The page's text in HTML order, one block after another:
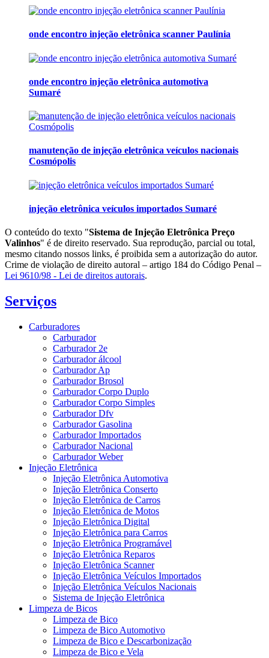
onde encontro injeção eletrônica scanner Paulínia
onde encontro injeção eletrônica automotiva
Sumaré
manutenção de injeção eletrônica veículos nacionais
Cosmópolis
injeção eletrônica veículos importados Sumaré
O conteúdo do texto "Sistema de Injeção Eletrônica Preço
Valinhos" é de direito reservado. Sua reprodução, parcial ou total,
mesmo citando nossos links, é proibida sem a autorização do autor.
Crime de violação de direito autoral – artigo 184 do Código Penal –
Lei 9610/98 - Lei de direitos autorais.
Serviços
Carburadores
Carburador
Carburador 2e
Carburador álcool
Carburador Ap
Carburador Brosol
Carburador Corpo Duplo
Carburador Corpo Simples
Carburador Dfv
Carburador Gasolina
Carburador Importados
Carburador Nacional
Carburador Weber
Injeção Eletrônica
Injeção Eletrônica Automotiva
Injeção Eletrônica Conserto
Injeção Eletrônica de Carros
Injeção Eletrônica de Motos
Injeção Eletrônica Digital
Injeção Eletrônica para Carros
Injeção Eletrônica Programável
Injeção Eletrônica Reparos
Injeção Eletrônica Scanner
Injeção Eletrônica Veículos Importados
Injeção Eletrônica Veículos Nacionais
Sistema de Injeção Eletrônica
Limpeza de Bicos
Limpeza de Bico
Limpeza de Bico Automotivo
Limpeza de Bico e Descarbonização
Limpeza de Bico e Vela